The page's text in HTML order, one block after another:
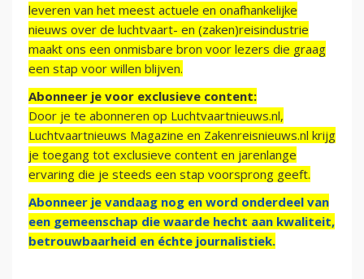
leveren van het meest actuele en onafhankelijke
nieuws over de luchtvaart- en (zaken)reisindustrie
maakt ons een onmisbare bron voor lezers die graag
een stap voor willen blijven.
Abonneer je voor exclusieve content:
Door je te abonneren op Luchtvaartnieuws.nl,
Luchtvaartnieuws Magazine en Zakenreisnieuws.nl krijg
je toegang tot exclusieve content en jarenlange
ervaring die je steeds een stap voorsprong geeft.
Abonneer je vandaag nog en word onderdeel van
een gemeenschap die waarde hecht aan kwaliteit,
betrouwbaarheid en échte journalistiek.